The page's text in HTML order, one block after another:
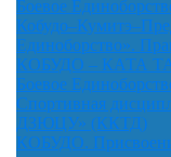
Боевое
Единоборство».
КОБУДО – КАТА
Боевое
Спортивная
ДЗЮЦУ» (ККТД)
КОБУДО.